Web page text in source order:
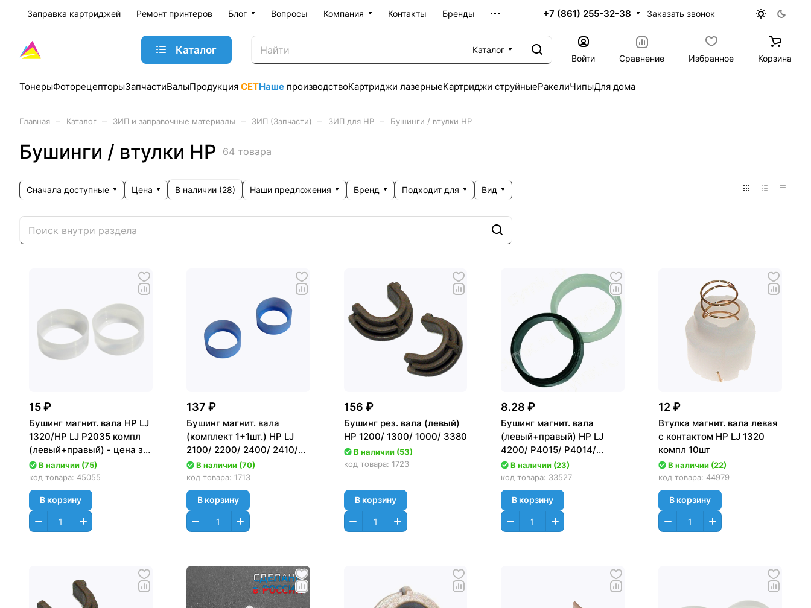
Заправка картриджей Ремонт принтеров Блог Вопросы Компания Контакты Бренды +7 (861) 255-32-38 Заказать звонок
Каталог
Каталог
Войти
Сравнение Избранное Корзина
ТонерыФоторецепторыЗапчастиВалыПродукция CETНаше производствоКартриджи лазерныеКартриджи струйныеРакелиЧипыДля дома
Главная Каталог ЗИП и заправочные материалы ЗИП (Запчасти) ЗИП для HP Бушинги / втулки HP
Бушинги / втулки HP 64 товара
Сначала доступные Цена В наличии (28) Наши предложения Бренд Подходит для Вид
15 ₽
Бушинг магнит. вала HP LJ
1320/HP LJ P2035 компл
(левый+правый) - цена за
комплект
В наличии (75)
код товара: 45055
В корзину
137 ₽
Бушинг магнит. вала
(комплект 1+1шт.) HP LJ
2100/ 2200/ 2400/ 2410/
4000 (C4096A/Q6511A)
В наличии (70)
код товара: 1713
В корзину
156 ₽
Бушинг рез. вала (левый)
HP 1200/ 1300/ 1000/ 3380
В наличии (53)
код товара: 1723
В корзину
8.28 ₽
Бушинг магнит. вала
(левый+правый) HP LJ
4200/ P4015/ P4014/
P4515 (2шт комплект)
В наличии (23)
код товара: 33527
В корзину
12 ₽
Втулка магнит. вала левая
с контактом HP LJ 1320
компл 10шт
В наличии (22)
код товара:44979
В корзину